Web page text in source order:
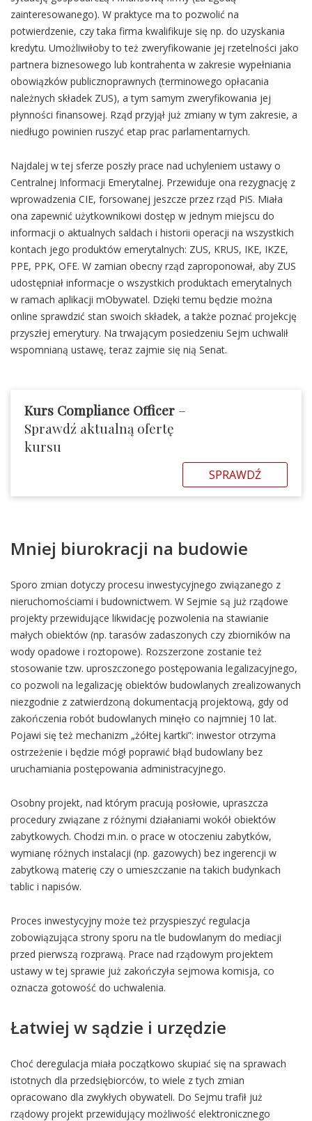
zainteresowanego). W praktyce ma to pozwolić na
potwierdzenie, czy taka firma kwalifikuje się np. do uzyskania
kredytu. Umożliwiłoby to też zweryfikowanie jej rzetelności jako
partnera biznesowego lub kontrahenta w zakresie wypełniania
obowiązków publicznoprawnych (terminowego opłacania
należnych składek ZUS), a tym samym zweryfikowania jej
płynności finansowej. Rząd przyjął już zmiany w tym zakresie, a
niedługo powinien ruszyć etap prac parlamentarnych.
Najdalej w tej sferze poszły prace nad uchyleniem ustawy o
Centralnej Informacji Emerytalnej. Przewiduje ona rezygnację z
wprowadzenia CIE, forsowanej jeszcze przez rząd PiS. Miała
ona zapewnić użytkownikowi dostęp w jednym miejscu do
informacji o aktualnych saldach i historii operacji na wszystkich
kontach jego produktów emerytalnych: ZUS, KRUS, IKE, IKZE,
PPE, PPK, OFE. W zamian obecny rząd zaproponował, aby ZUS
udostępniał informacje o wszystkich produktach emerytalnych
w ramach aplikacji mObywatel. Dzięki temu będzie można
online sprawdzić stan swoich składek, a także poznać projekcję
przyszłej emerytury. Na trwającym posiedzeniu Sejm uchwalił
wspomnianą ustawę, teraz zajmie się nią Senat.
Kurs Compliance Officer –
Sprawdź aktualną ofertę
kursu
SPRAWDŹ
Mniej biurokracji na budowie
Sporo zmian dotyczy procesu inwestycyjnego związanego z
nieruchomościami i budownictwem. W Sejmie są już rządowe
projekty przewidujące likwidację pozwolenia na stawianie
małych obiektów (np. tarasów zadaszonych czy zbiorników na
wody opadowe i roztopowe). Rozszerzone zostanie też
stosowanie tzw. uproszczonego postępowania legalizacyjnego,
co pozwoli na legalizację obiektów budowlanych zrealizowanych
niezgodnie z zatwierdzoną dokumentacją projektową, gdy od
zakończenia robót budowlanych minęło co najmniej 10 lat.
Pojawi się też mechanizm „żółtej kartki”: inwestor otrzyma
ostrzeżenie i będzie mógł poprawić błąd budowlany bez
uruchamiania postępowania administracyjnego.
Osobny projekt, nad którym pracują posłowie, upraszcza
procedury związane z różnymi działaniami wokół obiektów
zabytkowych. Chodzi m.in. o prace w otoczeniu zabytków,
wymianę różnych instalacji (np. gazowych) bez ingerencji w
zabytkową materię czy o umieszczanie na takich budynkach
tablic i napisów.
Proces inwestycyjny może też przyspieszyć regulacja
zobowiązująca strony sporu na tle budowlanym do mediacji
przed pierwszą rozprawą. Prace nad rządowym projektem
ustawy w tej sprawie już zakończyła sejmowa komisja, co
oznacza gotowość do uchwalenia.
Łatwiej w sądzie i urzędzie
Choć deregulacja miała początkowo skupiać się na sprawach
istotnych dla przedsiębiorców, to wiele z tych zmian
opracowano dla zwykłych obywateli. Do Sejmu trafił już
rządowy projekt przewidujący możliwość elektronicznego